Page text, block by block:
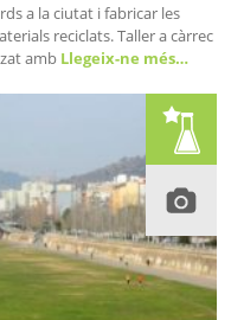
a la ciutat i fabricar les
reciclats. Taller a càrrec
amb Llegeix-ne més…